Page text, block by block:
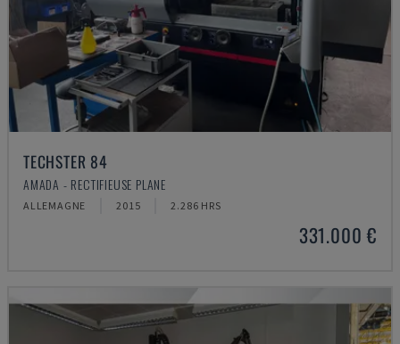
TECHSTER 84
AMADA - RECTIFIEUSE PLANE
ALLEMAGNE 2015 2.286 HRS
331.000 €